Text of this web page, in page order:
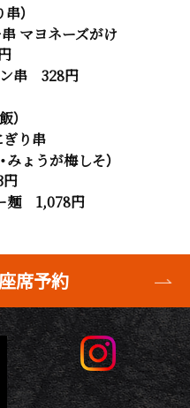
）
串 マヨネーズがけ
ン串 328円
）
ぎり串
みょうが梅しそ）
円
麺 1,078円
席予約